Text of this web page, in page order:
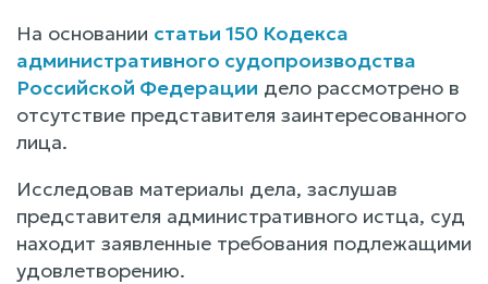
На основании статьи 150 Кодекса
административного судопроизводства
Российской Федерации дело рассмотрено в
отсутствие представителя заинтересованного
лица.
Исследовав материалы дела, заслушав
представителя административного истца, суд
находит заявленные требования подлежащими
удовлетворению.